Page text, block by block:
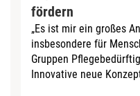
fördern
„Es ist mir ein großes
insbesondere für
Gruppen
Innovative neue